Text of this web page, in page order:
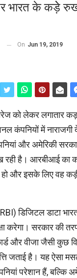
भारत के कड़ेे
On Jun 19, 2019
को लेकर लगातार
कंपनियों में नाराजगी
और अमेरिकी
रही है। आरबीआई का
हो और इसके लिए वह
डिजिटल डाटा
करेगा। सरकार की
और वीजा जैसी कुछ
जताई है। यह ऐसा
परेशान हैं, बल्कि